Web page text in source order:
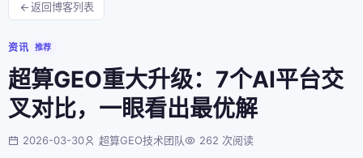
返回博客列表
资讯 推荐
超算GEO重大升级：7个AI平台交
叉对比，一眼看出最优解
2026-03-30 超算GEO技术团队 262 次阅读